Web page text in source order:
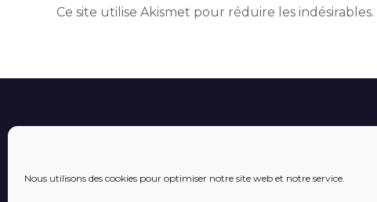
Nous utilisons des cookies pour optimiser notre site web et notre service.
Ce site utilise Akismet pour réduire les indésirables.